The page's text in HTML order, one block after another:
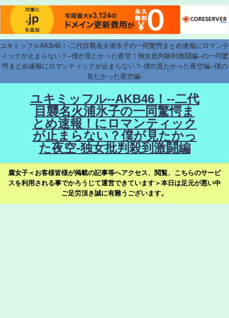
ユキミッフルAKB46！-二代目襲名火浦氷子の一同驚愕まとめ速報にロマンテ
ィックが止まらない？--僕が見たかった夜空！独女批判殺到激闘編--の一同驚
愕まとめ速報にロマンティックが止まらない？-僕の見たかった夜空編--僕の
見たかった星空編-
ユキミッフル--AKB46！--二代
目襲名火浦氷子の一同驚愕ま
とめ速報！にロマンティック
が止まらない？僕が見たかっ
た夜空-独女批判殺到激闘編
腐女子＜お客様皆様が掲載の記事等へアクセス、閲覧、こちらのサービ
スを利用される事でかろうじて運営できています＞本日は足元が悪い中
ご足労頂き誠に有難うございます。